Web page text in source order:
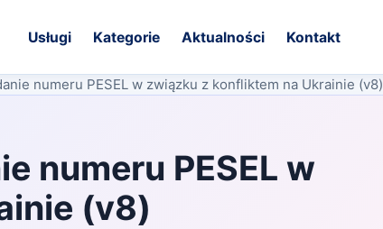
Usługi Kategorie Aktualności Kontakt
numeru PESEL w związku z konfliktem na Ukrainie (v8)
numeru PESEL w
(v8)